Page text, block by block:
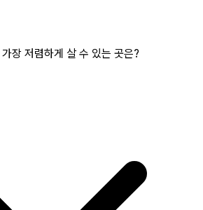
장 저렴하게 살 수 있는 곳은?